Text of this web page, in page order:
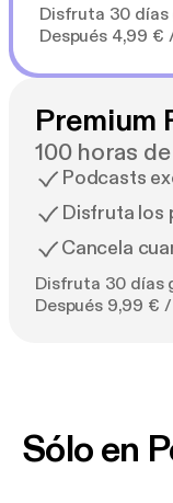
Disfruta 30
Después 4,99 €
Premium
100 horas
Podcasts
Disfruta los
Cancela
Disfruta 30 días
Después 9,99 €
Sólo en